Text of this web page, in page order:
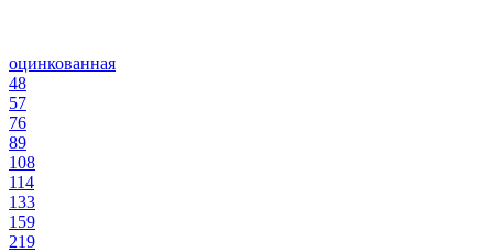
оцинкованная
48
57
76
89
108
114
133
159
219